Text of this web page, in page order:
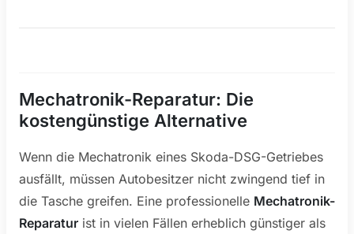
Mechatronik-Reparatur: Die
kostengünstige Alternative
Wenn die Mechatronik eines Skoda-DSG-Getriebes
ausfällt, müssen Autobesitzer nicht zwingend tief in
die Tasche greifen. Eine professionelle Mechatronik-
Reparatur ist in vielen Fällen erheblich günstiger als